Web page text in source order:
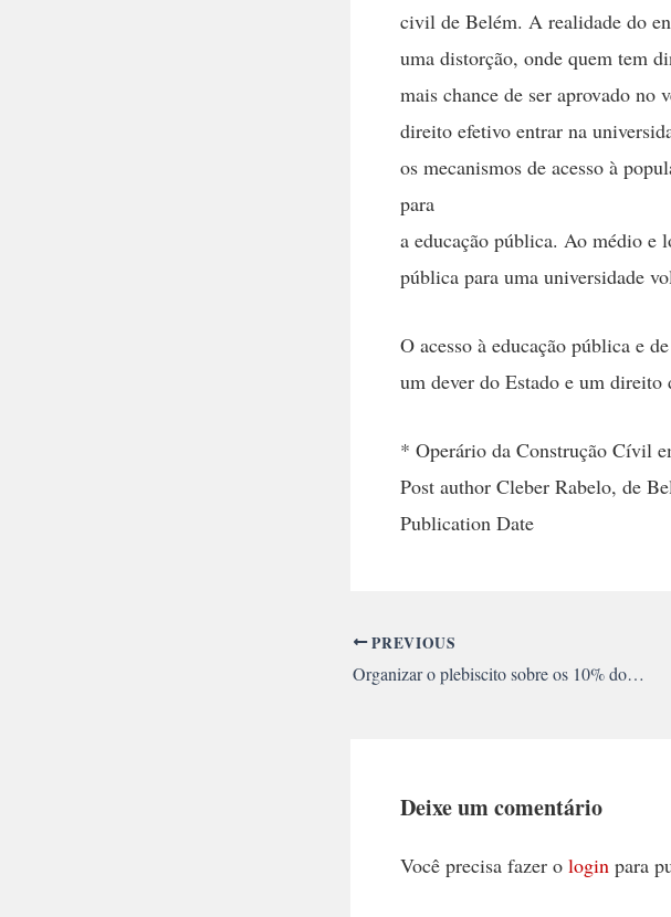
civil de Belém. A realidade do
uma distorção, onde quem tem
mais chance de ser aprovado
direito efetivo entrar na
os mecanismos de acesso à
para
a educação pública. Ao médio e
pública para uma universidade
O acesso à educação pública e
um dever do Estado e um direito
* Operário da Construção Cívil
Post author Cleber Rabelo, de
Publication Date
PREVIOUS
Organizar o plebiscito sobre os 10% do PIB já para a Educação
Deixe um comentário
Você precisa fazer o login para